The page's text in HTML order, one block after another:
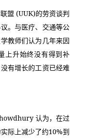
盟 (UUK)的劳资谈判
。与医疗、交通等公
教师们认为几年来因
上升始终没有得到补
有增长的工资已经难
认为，在过
际上减少了约10%到